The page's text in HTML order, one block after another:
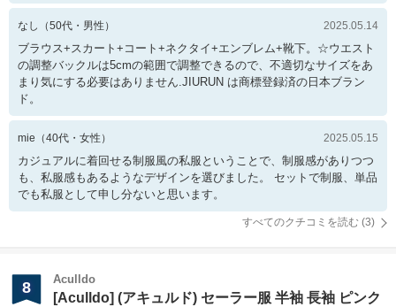
なし （50代・ 男性 ） 2025.05.14
ブラウス+スカート+コート+ネクタイ+エンブレム+靴下。☆ウエスト
の調整バックルは5cmの範囲で調整できるので、不適切なサイズをあ
まり気にする必要はありません.JIURUN は商標登録済の日本ブラン
ド。
mie （40代・ 女性 ） 2025.05.15
カジュアルに着回せる制服風の私服ということで、制服感がありつつ
も、私服感もあるようなデザインを選びました。 セットで制服、単品
でも私服として申し分ないと思います。
すべてのクチコミを読む (3)
8 Aculldo
[Aculldo] (アキュルド) セーラー服 半袖 長袖 ピンク